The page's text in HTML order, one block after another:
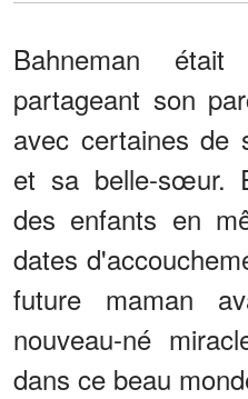
Bahneman
partageant son
avec certaines
et sa belle-sœur.
des enfants en
dates
future maman
nouveau-né
dans ce beau